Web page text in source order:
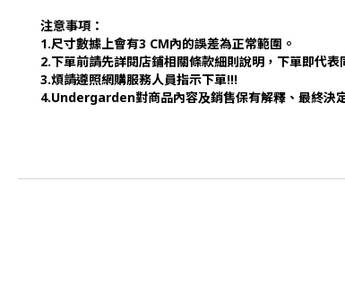
注意事項：
1.尺寸數據上會有3 CM內的誤差為正常範圍。
2.下單前請先詳閱店鋪相關條款細則說明，下單即代
3.煩請遵照網購服務人員指示下單!!!
4.Undergarden對商品內容及銷售保有解釋、最終決